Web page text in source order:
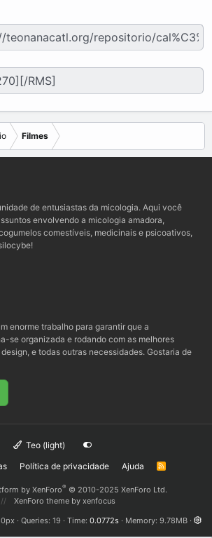
Filmes
de entusiastas da micologia. Aqui você
envolvendo a micologia amadora,
comestíveis, medicinais e psicoativos,
enorme trabalho para garantir que a
se organizada e rodando com as melhores
e todas outras necessidades. Gostaria de
Teo (light)
Política de privacidade Ajuda
R
by XenForo® © 2010-2025 XenForo Ltd.
XenForo theme by xenfocus
Queries 19 Time 0.0772s Memory 9.78MB